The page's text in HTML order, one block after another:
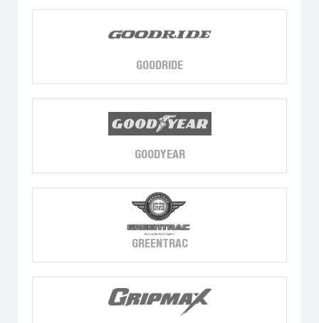
GOODRIDE
GOODYEAR
GREENTRAC